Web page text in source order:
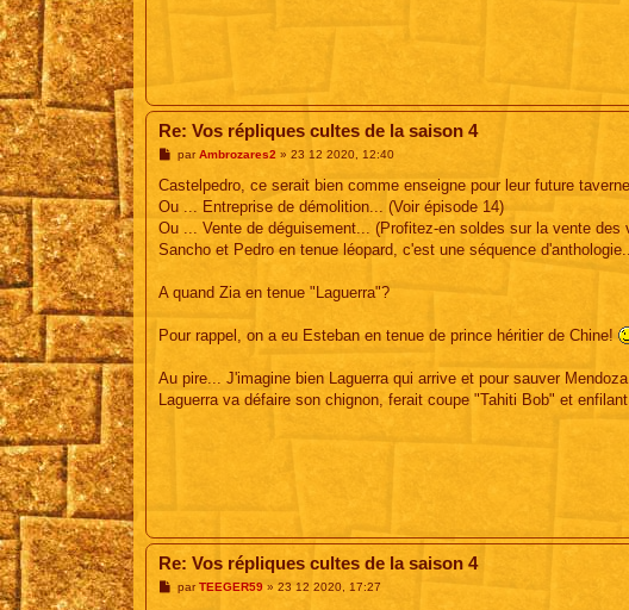
Re: Vos répliques cultes de la saison 4
M
s
a
g
parAmbrozares2 » 23 12 2020, 12:40
Castelpedro, ce serait bien comme enseigne pour leur future taverne.
Ou ... Entreprise de démolition... (Voir épisode 14)
Ou ... Vente de déguisement... (Profitez-en soldes sur la vente des
Sancho et Pedro en tenue léopard, c'est une séquence d'anthologie...
A quand Zia en tenue "Laguerra"?
Pour rappel, on a eu Esteban en tenue de prince héritier de Chine!
Au pire... J'imagine bien Laguerra qui arrive et pour sauver
Laguerra va défaire son chignon, ferait coupe "Tahiti Bob" et
Re: Vos répliques cultes de la saison 4
Mpar TEEGER59» 23 12 2020, 17:27